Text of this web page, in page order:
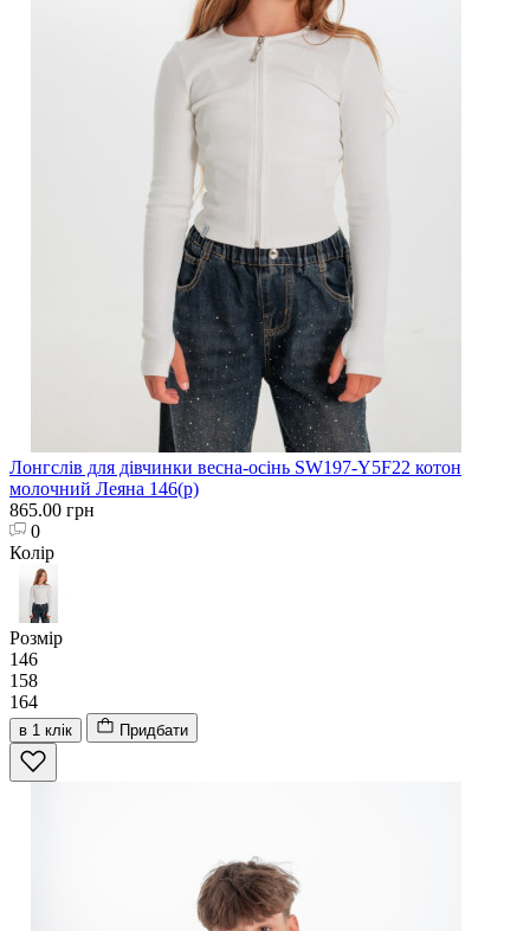
Лонгслів для дівчинки весна-осінь SW197-Y5F22 котон
молочний Леяна 146(р)
865.00 грн
0
Колір
Розмір
146
158
164
в 1 клік Придбати